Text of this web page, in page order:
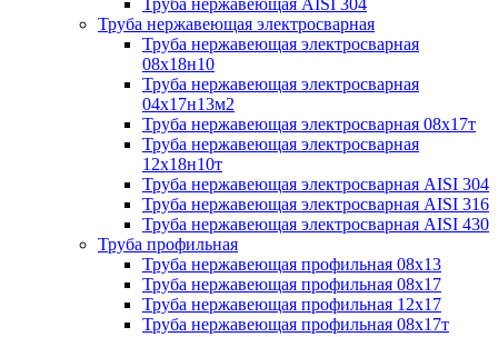
Труба нержавеющая электросварная
Труба нержавеющая электросварная
08х18н10
Труба нержавеющая электросварная
04х17н13м2
Труба нержавеющая электросварная 08х17т
Труба нержавеющая электросварная
12х18н10т
Труба нержавеющая электросварная AISI 304
Труба нержавеющая электросварная AISI 316
Труба нержавеющая электросварная AISI 430
Труба профильная
Труба нержавеющая профильная 08х13
Труба нержавеющая профильная 08х17
Труба нержавеющая профильная 12х17
Труба нержавеющая профильная 08х17т